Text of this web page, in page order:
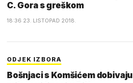
C. Gora s greškom
18:36 23. LISTOPAD 2018.
ODJEK IZBORA
Bošnjaci s Komšićem dobivaju